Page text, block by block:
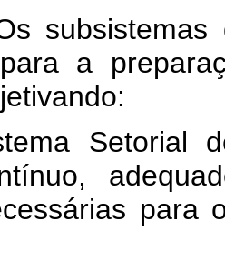
subsistemas
a
Setorial
para